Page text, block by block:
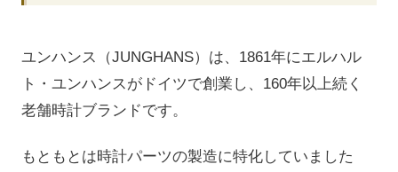
ユンハンス（JUNGHANS）は、1861年にエルハル
ト・ユンハンスがドイツで創業し、160年以上続く
老舗時計ブランドです。
もともとは時計パーツの製造に特化していました